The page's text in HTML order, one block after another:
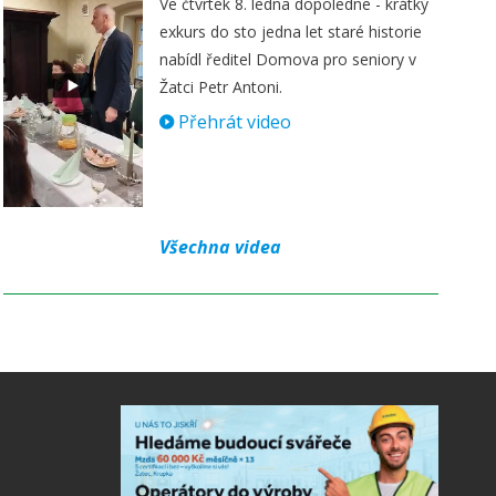
exkurs do sto jedna let staré historie
nabídl ředitel Domova pro seniory v
Žatci Petr Antoni.
Přehrát video
Všechna videa